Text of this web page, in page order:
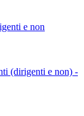
e non
(dirigenti e non) -